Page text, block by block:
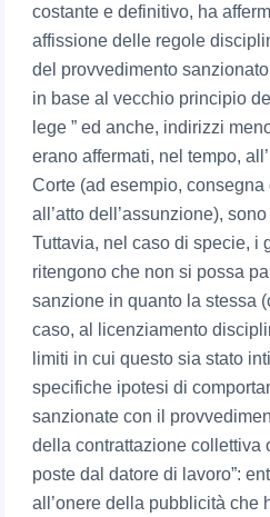
costante e definitivo, ha
affissione delle regole
del provvedimento
in base al vecchio principio
lege ” ed anche, indirizzi
erano affermati, nel tempo,
Corte (ad esempio,
all’atto dell’assunzione),
Tuttavia, nel caso di specie, i
ritengono che non si possa
sanzione in quanto la stessa
caso, al licenziamento
limiti in cui questo sia stato
specifiche ipotesi di
sanzionate con il
della contrattazione collettiva
poste dal datore di lavoro”:
all’onere della pubblicità che